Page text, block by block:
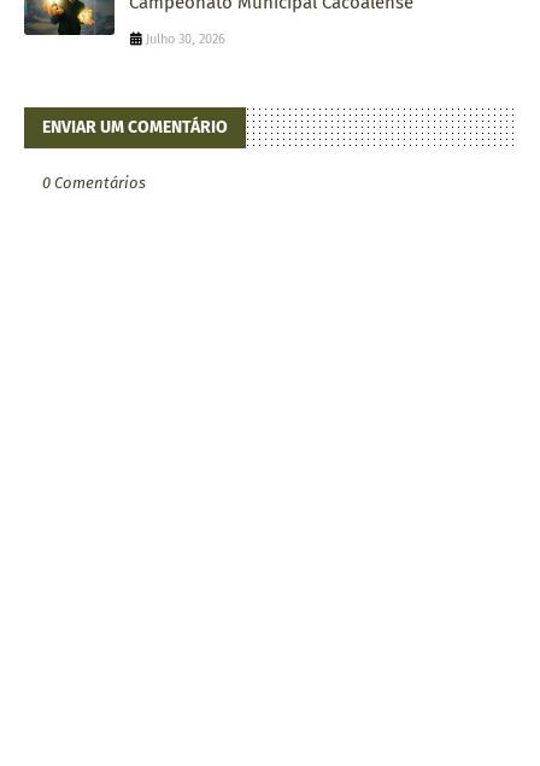
Julho 30, 2026
ENVIAR UM COMENTÁRIO
0 Comentários